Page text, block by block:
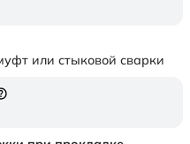
или стыковой сварки